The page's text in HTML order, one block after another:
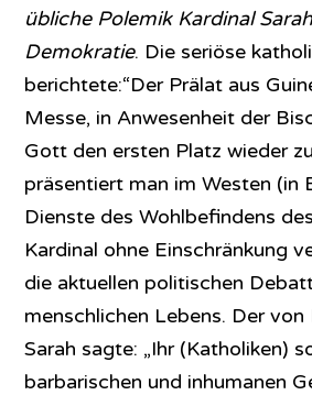
übliche Polemik Kardinal
Demokratie. Die seriöse
berichtete:“Der Prälat aus
Messe, in Anwesenheit der
Gott den ersten Platz wieder
präsentiert man im Westen (in
Dienste des Wohlbefindens
Kardinal ohne Einschränkung
die aktuellen politischen
menschlichen Lebens. Der
Sarah sagte: „Ihr (Katholiken)
barbarischen und inhumanen